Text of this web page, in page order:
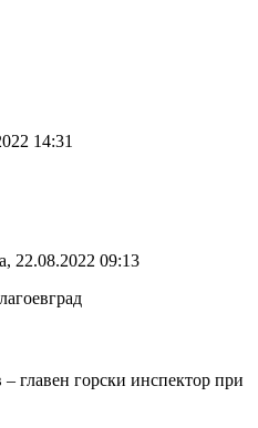
14:31
, 22.08.2022 09:13
горски инспектор при